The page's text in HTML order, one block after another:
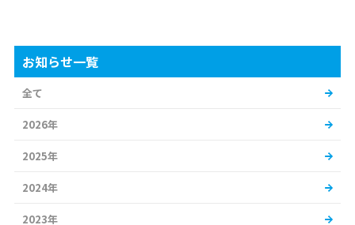
お知らせ一覧
全て
2026年
2025年
2024年
2023年